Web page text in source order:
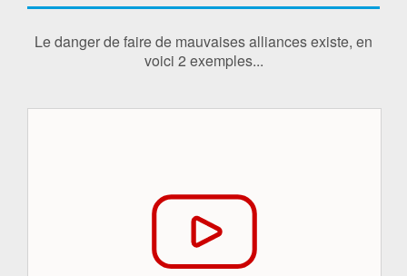
Le danger de faire de mauvaises alliances existe, en
voici 2 exemples...